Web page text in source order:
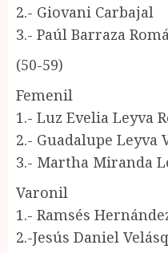
2.- Giovani Carbajal
3.- Paúl Barraza
(50-59)
Femenil
1.- Luz Evelia Leyva
2.- Guadalupe Leyva
3.- Martha Miranda
Varonil
1.- Ramsés
2.-Jesús Daniel